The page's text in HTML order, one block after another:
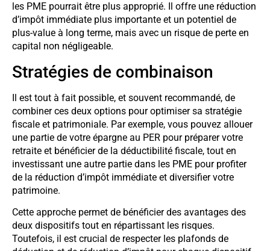
les PME pourrait être plus approprié. Il offre une réduction
d’impôt immédiate plus importante et un potentiel de
plus-value à long terme, mais avec un risque de perte en
capital non négligeable.
Stratégies de combinaison
Il est tout à fait possible, et souvent recommandé, de
combiner ces deux options pour optimiser sa stratégie
fiscale et patrimoniale. Par exemple, vous pouvez allouer
une partie de votre épargne au PER pour préparer votre
retraite et bénéficier de la déductibilité fiscale, tout en
investissant une autre partie dans les PME pour profiter
de la réduction d’impôt immédiate et diversifier votre
patrimoine.
Cette approche permet de bénéficier des avantages des
deux dispositifs tout en répartissant les risques.
Toutefois, il est crucial de respecter les plafonds de